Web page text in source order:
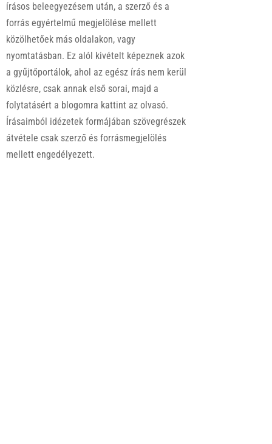
írásos beleegyezésem után, a szerző és a
forrás egyértelmű megjelölése mellett
közölhetőek más oldalakon, vagy
nyomtatásban. Ez alól kivételt képeznek azok
a gyűjtőportálok, ahol az egész írás nem kerül
közlésre, csak annak első sorai, majd a
folytatásért a blogomra kattint az olvasó.
Írásaimból idézetek formájában szövegrészek
átvétele csak szerző és forrásmegjelölés
mellett engedélyezett.